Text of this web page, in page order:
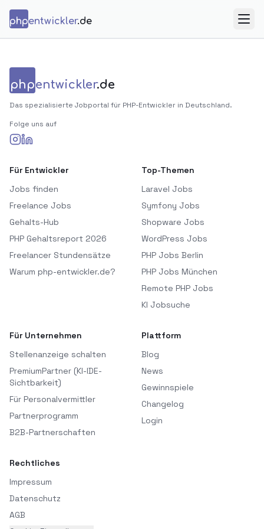
phpentwickler.de
phpentwickler.de
Das spezialisierte Jobportal für PHP-Entwickler in Deutschland.
Folge uns auf
Für Entwickler
Jobs finden
Freelance Jobs
Gehalts-Hub
PHP Gehaltsreport 2026
Freelancer Stundensätze
Warum php-entwickler.de?
Top-Themen
Laravel Jobs
Symfony Jobs
Shopware Jobs
WordPress Jobs
PHP Jobs Berlin
PHP Jobs München
Remote PHP Jobs
KI Jobsuche
Für Unternehmen
Stellenanzeige schalten
PremiumPartner (KI-IDE-
Sichtbarkeit)
Für Personalvermittler
Partnerprogramm
B2B-Partnerschaften
Plattform
Blog
News
Gewinnspiele
Changelog
Login
Rechtliches
Impressum
Datenschutz
AGB